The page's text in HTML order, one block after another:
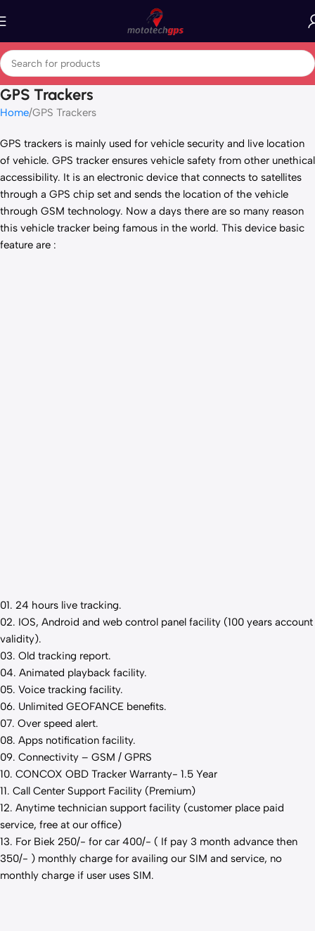
GPS Trackers
Home GPS Trackers
GPS trackers is mainly used for vehicle security and live location
of vehicle. GPS tracker ensures vehicle safety from other unethical
accessibility. It is an electronic device that connects to satellites
through a GPS chip set and sends the location of the vehicle
through GSM technology. Now a days there are so many reason
this vehicle tracker being famous in the world. This device basic
feature are :
01. 24 hours live tracking.
02. IOS, Android and web control panel facility (100 years account
validity).
03. Old tracking report.
04. Animated playback facility.
05. Voice tracking facility.
06. Unlimited GEOFANCE benefits.
07. Over speed alert.
08. Apps notification facility.
09. Connectivity – GSM / GPRS
10. CONCOX OBD Tracker Warranty- 1.5 Year
11. Call Center Support Facility (Premium)
12. Anytime technician support facility (customer place paid
service, free at our office)
13. For Biek 250/- for car 400/- ( If pay 3 month advance then
350/- ) monthly charge for availing our SIM and service, no
monthly charge if user uses SIM.